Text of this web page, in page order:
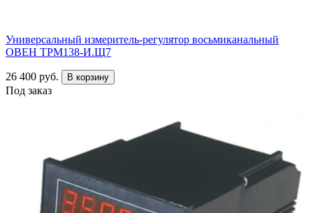
Универсальный измеритель-регулятор восьмиканальный
ОВЕН ТРМ138-И.Щ7
26 400 руб. В корзину
Под заказ